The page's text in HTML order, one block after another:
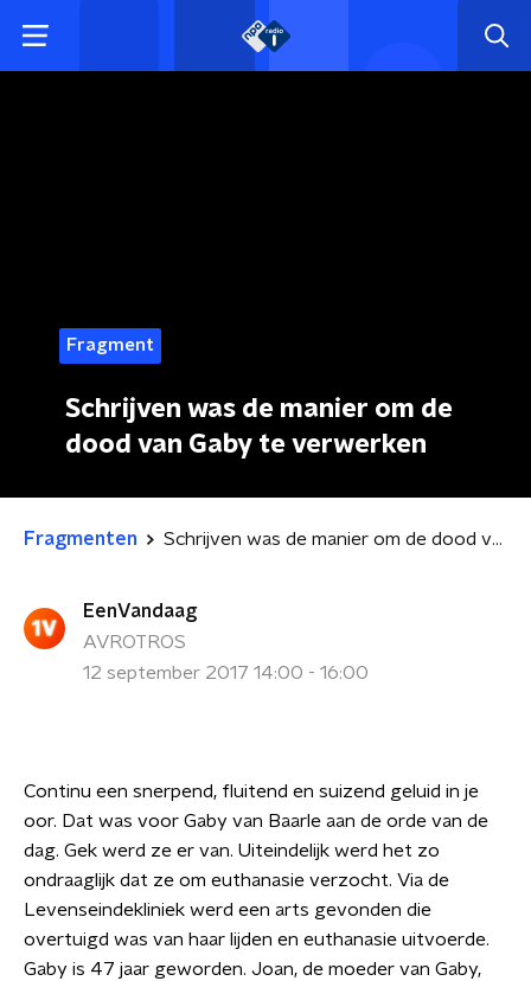
Fragment
Schrijven was de manier om de
dood van Gaby te verwerken
Fragmenten Schrijven was de manier om de dood van Gaby te verwerken
EenVandaag
AVROTROS
12 september 2017 14:00 - 16:00
Continu een snerpend, fluitend en suizend geluid in je
oor. Dat was voor Gaby van Baarle aan de orde van de
dag. Gek werd ze er van. Uiteindelijk werd het zo
ondraaglijk dat ze om euthanasie verzocht. Via de
Levenseindekliniek werd een arts gevonden die
overtuigd was van haar lijden en euthanasie uitvoerde.
Gaby is 47 jaar geworden. Joan, de moeder van Gaby,